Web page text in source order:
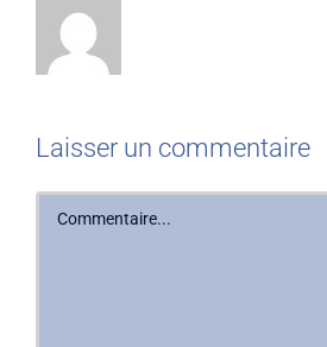
Laisser un commentaire
Commentaire